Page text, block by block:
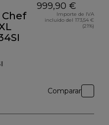
999,90 €
Importe de IVA
incluido del 173,54 €
(21%)
Comparar